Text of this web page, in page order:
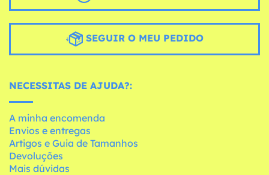
SEGUIR O MEU PEDIDO
NECESSITAS DE AJUDA?:
A minha encomenda
Envios e entregas
Artigos e Guia de Tamanhos
Devoluções
Mais dúvidas